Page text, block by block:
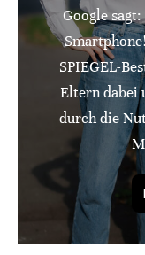
Google
SPIEGEL-
Eltern dabei
durch die